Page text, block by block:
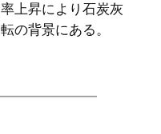
上昇により石炭灰
の背景にある。